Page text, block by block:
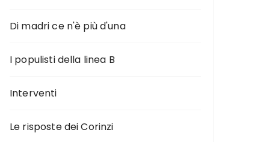
Di madri ce n'è più d'una
I populisti della linea B
Interventi
Le risposte dei Corinzi